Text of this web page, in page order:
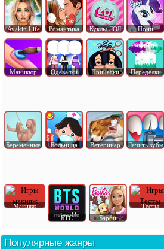
Avakin Life Романтика Куклы ЛОЛ Пони
Маникюр Одевалки Прически Переделки
Беременные Больница Ветеринар Лечить зубы
Макияж
БТС
Барби
Тесты
Популярные жанры